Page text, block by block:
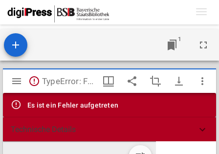
1
Mirador
Viewer
TypeError: Failed to fetch
Es ist ein Fehler aufgetreten
Technische Details